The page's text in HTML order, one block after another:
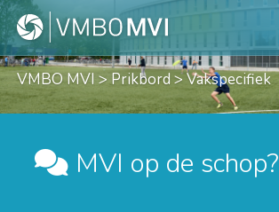
VMBO MVI >Prikbord > Vakspecifiek
MVI op de schop?